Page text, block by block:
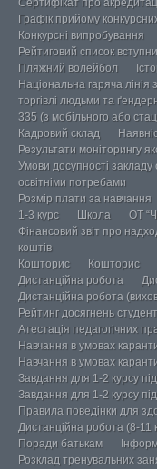
Сертифікат про
Графік прийому
Конкурсні випробування
Рейтиговий список
Пляжний волейбол
Національна гаряча
торгівлі людьми та
335 (з мобільного або
Кадровий склад
Результати моніторингу
Умови досупності
освітніми потребами
Розмір плати за навчання
1-3 курс
Школа ОТ
Фінансовий звіт про
коштів
Кошторис
Кошторис
Дистанційна робота
Дистанційна робота
Рейтинг досягнень
Атестація педагогічних
Навчання в умовах
Навчання в умовах
Завдання для 1-2 курсу
Завдання для 1-2 курсу
Правила поведінки для
Дистанційна робота (8-11
Поради батькам
Розклад тренувальних